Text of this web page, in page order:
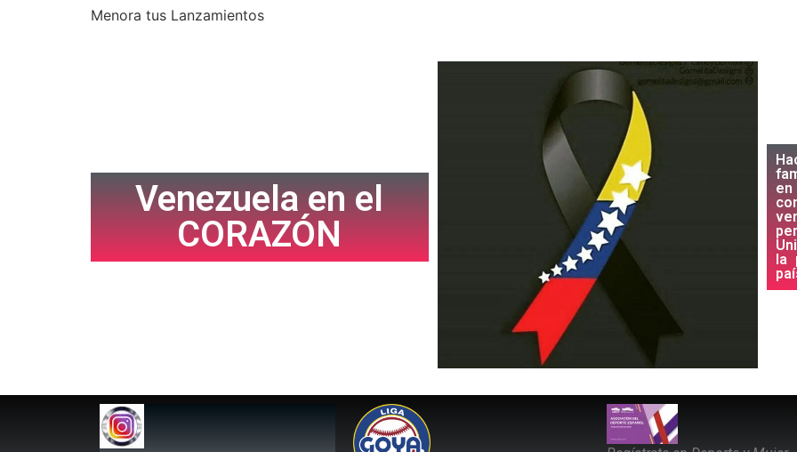
Menora tus Lanzamientos
Venezuela en el
CORAZÓN
la